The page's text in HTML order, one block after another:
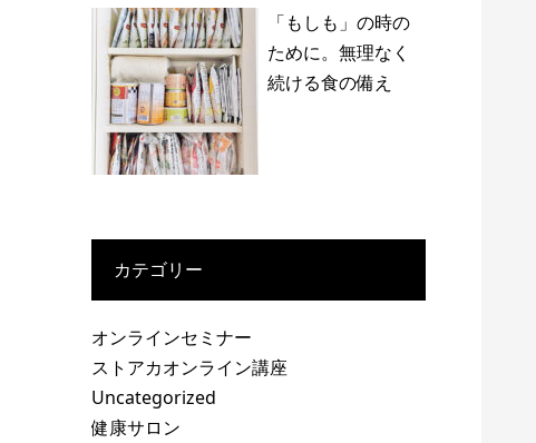
「もしも」の時の
ために。無理なく
続ける食の備え
カテゴリー
オンラインセミナー
ストアカオンライン講座
Uncategorized
健康サロン